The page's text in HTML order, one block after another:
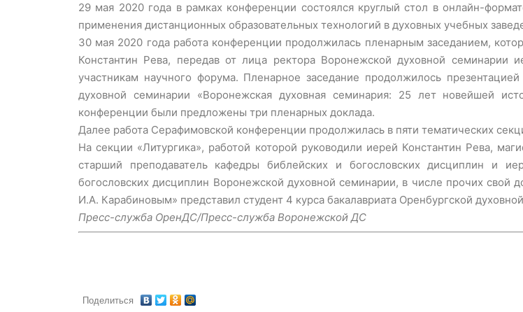
29 мая 2020 года в рамках конференции состоялся круглый стол в онлайн-
применения дистанционных образовательных технологий в духовных учебных
30 мая 2020 года работа конференции продолжилась пленарным заседанием,
Константин Рева, передав от лица ректора Воронежской духовной семинарии
участникам научного форума. Пленарное заседание продолжилось
духовной семинарии «Воронежская духовная семинария: 25 лет новейшей
конференции были предложены три пленарных доклада.
Далее работа Серафимовской конференции продолжилась в пяти тематических
На секции «Литургика», работой которой руководили иерей Константин Рева,
старший преподаватель кафедры библейских и богословских дисциплин и
богословских дисциплин Воронежской духовной семинарии, в числе прочих свой
И.А. Карабиновым» представил студент 4 курса бакалавриата Оренбургской
Пресс-служба ОренДС/Пресс-служба Воронежской ДС
Поделиться